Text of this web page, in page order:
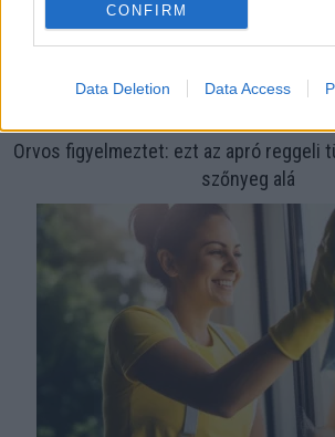
CONFIRM
Data Deletion Data Access
Orvos figyelmeztet: ezt az apró reggeli
szőnyeg alá